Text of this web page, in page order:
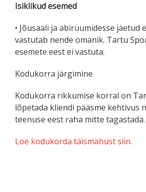
Isiklikud esemed
• Jõusaali ja abiruumidesse jäetud
vastutab nende omanik. Tartu
esemete eest ei vastuta.
Kodukorra järgimine
Kodukorra rikkumise korral on
lõpetada kliendi pääsme kehtivus
teenuse eest raha mitte tagastada.
Loe kodukorda täismahust siin.